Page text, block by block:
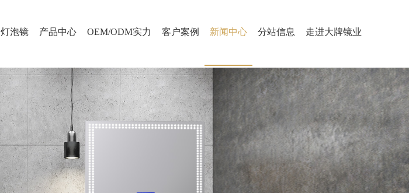
灯泡镜 产品中心 OEM/ODM实力 客户案例 新闻中心 分站信息 走进大牌镜业